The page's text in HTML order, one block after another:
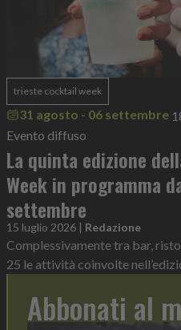
trieste cocktail week
31 agosto - 06 settembre
Evento diffuso
La quinta edizione
Week in programma
settembre
15 luglio 2026 | Redazione
Complessivamente tra bar,
25 le attività coinvolte
Abbonati al